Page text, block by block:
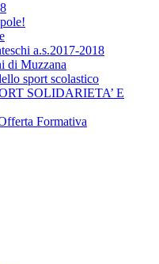
a.s.2017-2018
di Muzzana
sport scolastico
SOLIDARIETA’ E
Formativa